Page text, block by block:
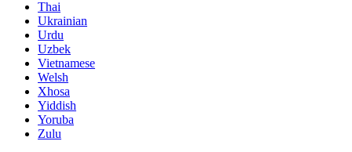
Thai
Ukrainian
Urdu
Uzbek
Vietnamese
Welsh
Xhosa
Yiddish
Yoruba
Zulu